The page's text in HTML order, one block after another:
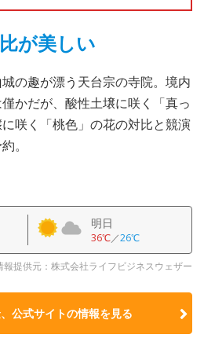
が美しい
の趣が漂う天台宗の寺院。境内
かだが、酸性土壌に咲く「真っ
咲く「桃色」の花の対比と競演
。
明日
36℃／26℃
報提供元：株式会社ライフビジネスウェザー
公式サイトの情報を見る